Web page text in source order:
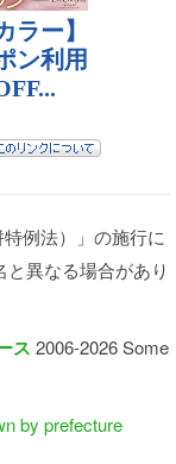
例法）」の施行に
異なる場合があり
ス 2006-2026 Some
by prefecture